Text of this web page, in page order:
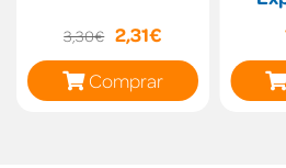
3,30€ 2,31€
Comprar